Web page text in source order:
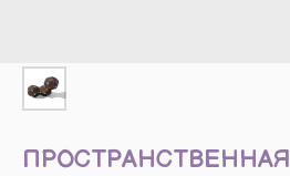
ПРОСТРАНСТВЕННАЯ